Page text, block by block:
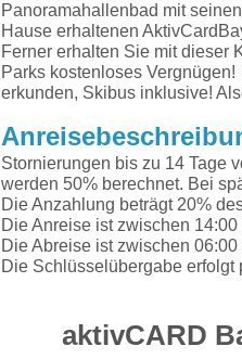
Panoramahallenbad mit
Hause erhaltenen
Ferner erhalten Sie mit dieser
Parks kostenloses
erkunden, Skibus inklusive!
Stornierungen bis zu 14 Tage
werden 50% berechnet. Bei
Die Anzahlung beträgt 20%
Die Anreise ist zwischen
Die Abreise ist zwischen
Die Schlüsselübergabe erfolgt
aktivCARD